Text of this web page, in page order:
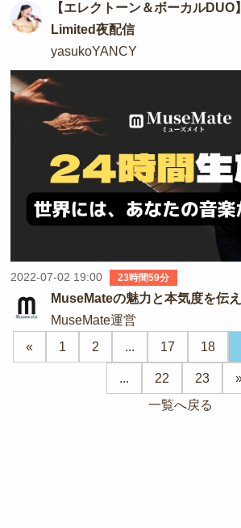
【エレクトーン＆ボーカルDUO
Limited夜配信
yasukoYANCY
2022-07-02 19:00 23時間59分
MuseMateの魅力と本気度を伝
MuseMate運営
«
1 2 ... 17 18
... 22 23
一覧へ戻る